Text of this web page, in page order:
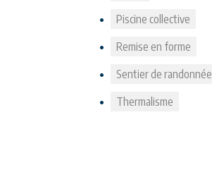
Piscine collective
Remise en forme
Sentier de randonnée
Thermalisme